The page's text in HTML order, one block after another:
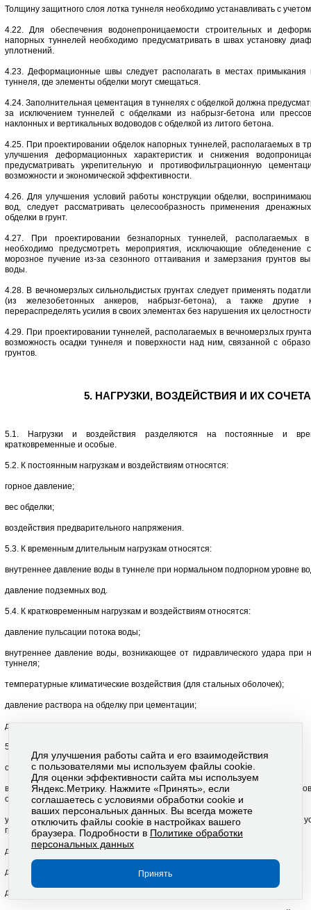
Толщину защитного слоя лотка туннеля необходимо устанавливать с
4.22. Для обеспечения водонепроницаемости строительных и
напорных туннелей необходимо предусматривать в швах установку
уплотнений.
4.23. Деформационные швы следует располагать в местах примыкания
туннеля, где элементы обделки могут смещаться.
4.24. Заполнительная цементация в туннелях с обделкой должна
за исключением туннелей с обделками из набрызг-бетона или
наклонных и вертикальных водоводов с обделкой из литого бетона.
4.25. При проектировании обделок напорных туннелей, располагаемых в
улучшения деформационных характеристик и снижения
предусматривать укрепительную и противофильтрационную
возможности и экономической эффективности.
4.26. Для улучшения условий работы конструкции обделки,
вод, следует рассматривать целесообразность применения
обделки в грунт.
4.27. При проектировании безнапорных туннелей, располагаемых в
необходимо предусмотреть мероприятия, исключающие обледенение
морозное пучение из-за сезонного оттаивания и замерзания грунтов
воды.
4.28. В вечномерзлых сильнольдистых грунтах следует применять
(из железобетонных анкеров, набрызг-бетона), а также другие
перераспределять усилия в своих элементах без нарушения их
4.29. При проектировании туннелей, располагаемых в вечномерзлых
возможность осадки туннеля и поверхности над ним, связанной с
грунтов.
5. НАГРУЗКИ, ВОЗДЕЙСТВИЯ И ИХ
5.1. Нагрузки и воздействия разделяются на постоянные и
кратковременные и особые.
5.2. К постоянным нагрузкам и воздействиям относятся:
горное давление;
вес обделки;
воздействия предварительного напряжения.
5.3. К временным длительным нагрузкам относятся:
внутреннее давление воды в туннеле при нормальном подпорном уровне
давление подземных вод.
5.4. К кратковременным нагрузкам и воздействиям относятся:
давление пульсации потока воды;
внутреннее давление воды, возникающее от гидравлического удара при
туннеля;
температурные климатические воздействия (для стальных оболочек);
давление раствора на обделку при цементации;
давление от механизмов при производстве работ.
5.5. К особым нагрузкам и воздействиям относятся:
сейсмические и взрывные воздействия;
внутреннее давление воды в туннеле при форсированном подпорном
от действия гидравлического удара при полном сбросе нагрузки;
усилия, возникающие вследствие изменения температуры, набухания и
грунтов;
давление раствора на стальную оболочку при цементации;
давление на стальную оболочку от свежеуложенного бетона;
давление гидравлического испытания (для стальных оболочек).
Для улучшения работы сайта и его взаимодействия
с пользователями мы используем файлы cookie.
Для оценки эффективности сайта мы используем
Яндекс.Метрику. Нажмите «Принять», если
соглашаетесь с условиями обработки cookie и
ваших персональных данных. Вы всегда можете
отключить файлы cookie в настройках вашего
браузера. Подробности в Политике обработки
персональных данных
Принять